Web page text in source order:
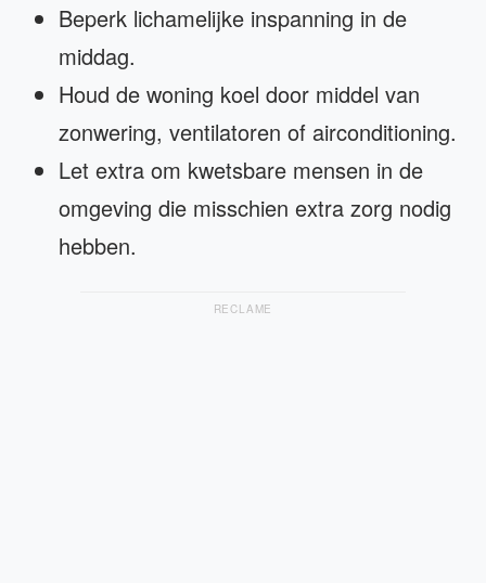
Beperk lichamelijke inspanning in de
middag.
Houd de woning koel door middel van
zonwering, ventilatoren of airconditioning.
Let extra om kwetsbare mensen in de
omgeving die misschien extra zorg nodig
hebben.
RECLAME